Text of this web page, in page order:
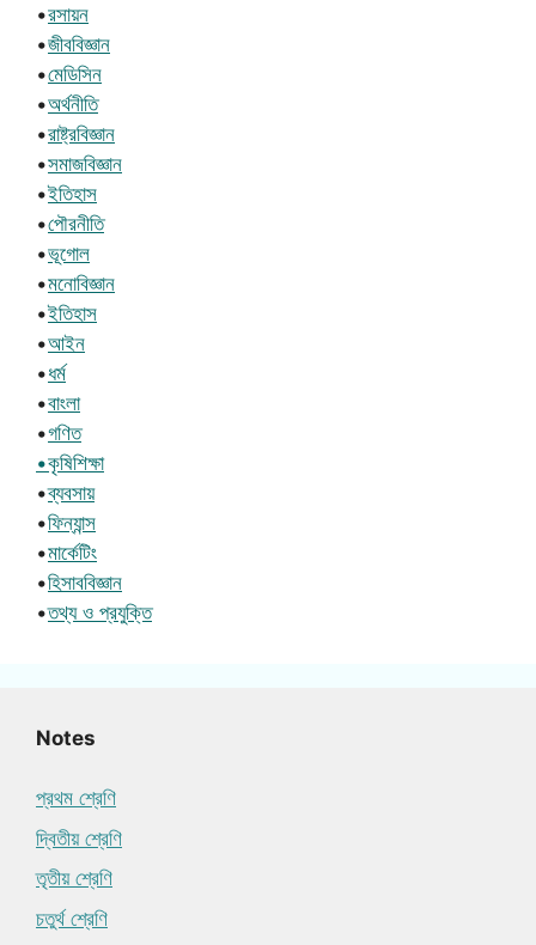
•রসায়ন
•জীববিজ্ঞান
•মেডিসিন
•অর্থনীতি
•রাষ্ট্রবিজ্ঞান
•সমাজবিজ্ঞান
•ইতিহাস
•পৌরনীতি
•ভূগোল
•মনোবিজ্ঞান
•ইতিহাস
•আইন
•ধর্ম
•বাংলা
•গণিত
•কৃষিশিক্ষা
•ব্যবসায়
•ফিন্যান্স
•মার্কেটিং
•হিসাববিজ্ঞান
•তথ্য ও প্রযুক্তি
Notes
প্রথম শ্রেণি
দ্বিতীয় শ্রেণি
তৃতীয় শ্রেণি
চতুর্থ শ্রেণি